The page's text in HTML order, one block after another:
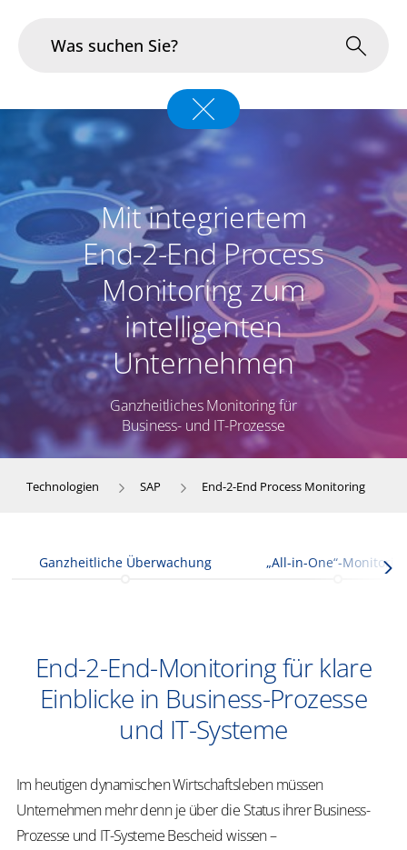
Portfolio
Infrastruktur & Betrieb
Über uns
Karriere
Blog
Mit integriertem
End-2-End Process
Monitoring zum
intelligenten
Unternehmen
Ganzheitliches Monitoring für
Business- und IT-Prozesse
Technologien SAP End-2-End Process Monitoring
Ganzheitliche Überwachung „All-in-One“-
End-2-End-Monitoring für klare
Einblicke in Business-Prozesse
und IT-Systeme
Im heutigen dynamischen Wirtschaftsleben müssen
Unternehmen mehr denn je über die Status ihrer Business-
Prozesse und IT-Systeme Bescheid wissen –